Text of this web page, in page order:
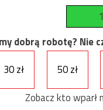
dobrą robotę? Nie
30 zł
50 zł
Zobacz kto wparł